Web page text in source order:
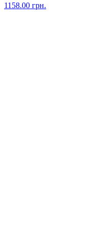
1158.00 грн.